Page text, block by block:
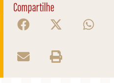
Compartilhe